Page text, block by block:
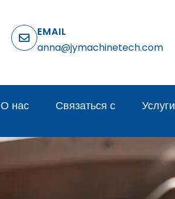
EMAIL
anna@jymachinetech.com
О нас Связаться с Услуги